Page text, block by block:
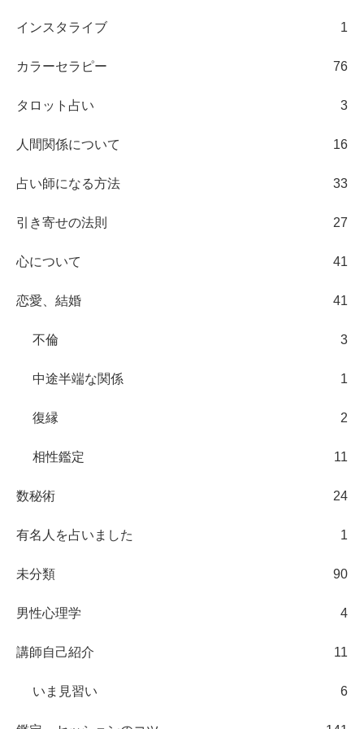
インスタライブ 1
カラーセラピー 76
タロット占い 3
人間関係について 16
占い師になる方法 33
引き寄せの法則 27
心について 41
恋愛、結婚 41
不倫 3
中途半端な関係 1
復縁 2
相性鑑定 11
数秘術 24
有名人を占いました 1
未分類 90
男性心理学 4
講師自己紹介 11
いま見習い 6